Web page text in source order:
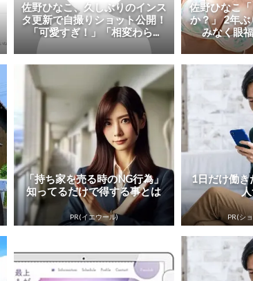
佐野ひなこ、久しぶりのインス
タ更新で自撮りショット公開！
「可愛すぎ！」「相変わら...
佐野ひなこ
か？」 2年
みなく眼
「持ち家を売る時のNG行為」
知ってるだけで得する事とは
PR(イエウール)
1日だけ働き
人
PR(シ